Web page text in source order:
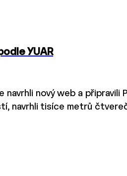
YUAR
navrhli nový web a připravili
navrhli tisíce metrů